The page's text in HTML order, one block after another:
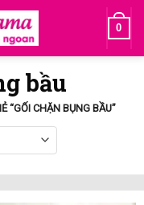
0
bầu
“GỐI CHẶN BỤNG BẦU”